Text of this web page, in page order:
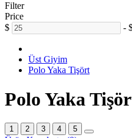
Filter
Price
$
-
Üst Giyim
Polo Yaka Tişört
Polo Yaka
1 2 3 4 5